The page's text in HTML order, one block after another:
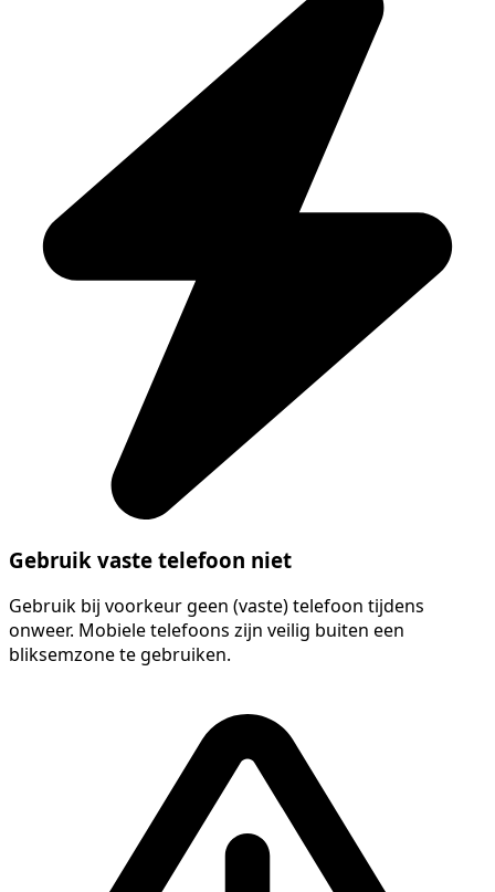
Gebruik vaste telefoon niet
Gebruik bij voorkeur geen (vaste) telefoon tijdens
onweer. Mobiele telefoons zijn veilig buiten een
bliksemzone te gebruiken.